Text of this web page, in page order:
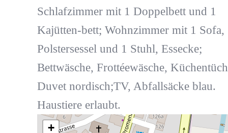
Schlafzimmer mit 1 Doppelbett und 1
Kajütten-bett; Wohnzimmer mit 1 Sofa,
Polstersessel und 1 Stuhl, Essecke;
Bettwäsche, Frottéewäsche,
Duvet nordisch;TV, Abfallsäcke blau.
Haustiere erlaubt.
+